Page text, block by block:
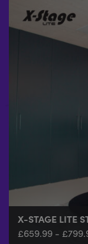
X-STAGE LITE
£659.99 - £